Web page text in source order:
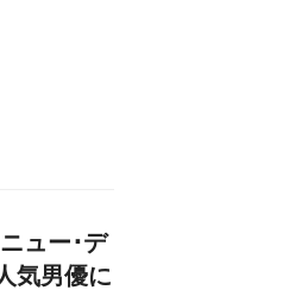
ュー･デ
気男優に